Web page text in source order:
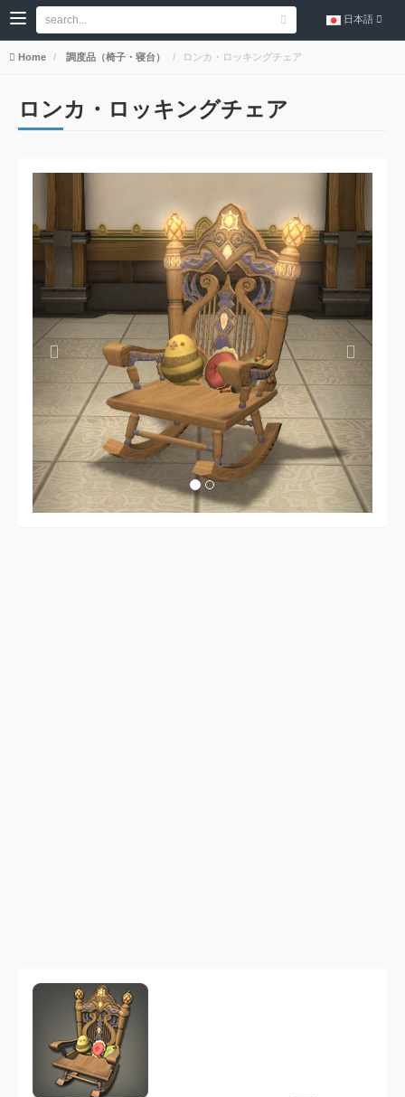
日本語
Home 調度品（椅子・寝台） ロンカ・ロッキングチェア
ロンカ・ロッキングチェア